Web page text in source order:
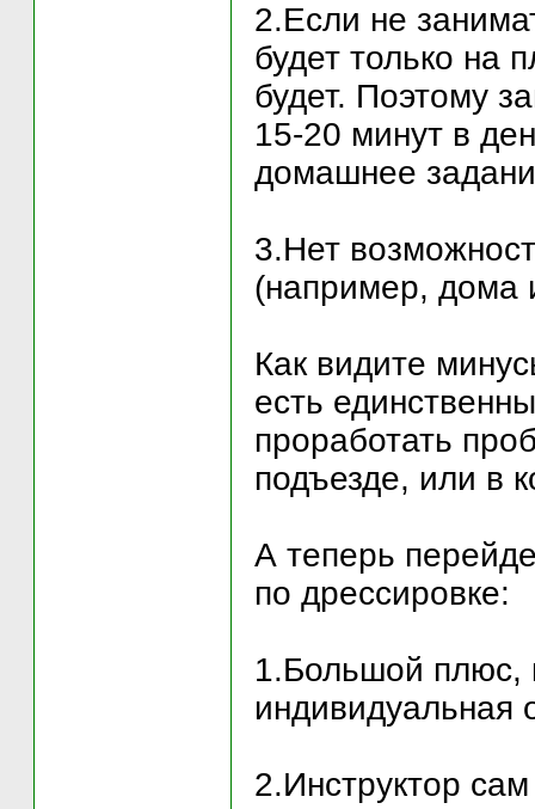
2.Если не
будет только на
будет. Поэтому
15-20 минут в
домашнее
3.Нет
(например, дома
Как видите
есть
проработать
подъезде, или в
А теперь
по дрессировке:
1.Большой плюс,
индивидуальная
2.Инструктор